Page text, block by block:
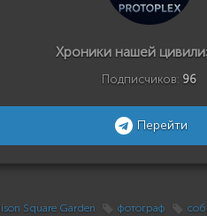
Хроники нашей
Подписчиков: 96
Перейти
Square Garden фотограф